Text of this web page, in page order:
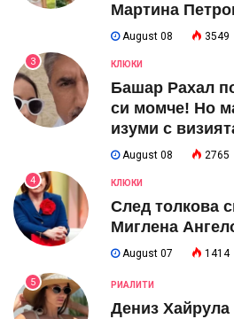
Мартина
August 08 3549
3 КЛЮКИ
Башар Рахал
си момче! Но
изуми с
August 08 2765
4 КЛЮКИ
След толкова
Миглена
August 07 1414
5 РИАЛИТИ
Дениз Хайрула